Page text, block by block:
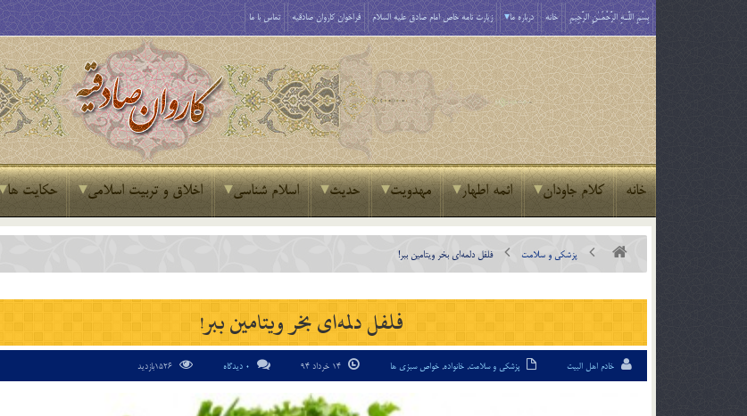
بِسْمِ اللَّـهِ الرَّحْمَـٰنِ الرَّحِيمِ خانه درباره ما زیارت نامه خاص امام صادق علیه السلام فراخوان کاروان صادقیه تماس با ما
خانه کلام جاودان ائمه اطهار مهدویت حدیث اسلام شناسی اخلاق و تربیت اسلامی حکایت ها
پزشکی و سلامت فلفل دلمه‌ای بخر ویتامین ببر!
فلفل دلمه‌ای بخر ویتامین ببر!
خادم اهل البیت پزشکی و سلامت, خانواده, خواص سبزی ها 0 دیدگاه